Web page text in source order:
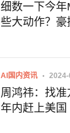
细数一下今
些大动作？豪
AI国内资讯
周鸿祎：找
年内赶上美国